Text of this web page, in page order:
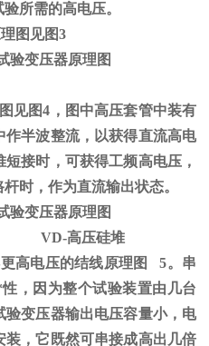
所需的高电压。
图见图3
验变压器原理图
见图4 ，图中高压套管中装有
半波整流，以获得直流高电
接时，可获得工频高电压，
时，作为直流输出状态。
验变压器原理图
杆 VD-高压硅堆
更高电压的结线原理图5。串
，因为整个试验装置由几台
变压器输出电压容量小，电
，它既然可串接成高出几倍